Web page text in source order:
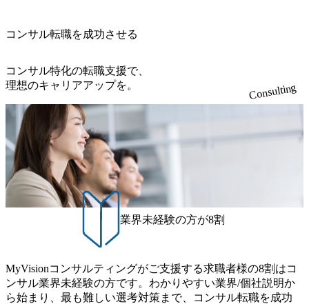
報 (https://www.xspear.co.jp/member/)一部抜粋 - 伊勢山 昇吾氏:
広いプロジェクトに従事 - 鈴木健仁氏：新卒でベイカレン
トに入社し最年少ディレクターを経てXspearに参画 - 梶田
威人氏：BCG出身。金融業界における戦略策定、DX戦略立
案、人事組織テーマに強みを持ち、メディア・エンタメ業
界においてはDX戦略立案、NFT等の新規事業立案を得意と
する。 - 藏満 一馬氏：アクセンチュア出身。金融業界を中
心に、DX戦略策定、新規事業立案、組織変革、規制対応等
の幅広いプロジェクトを主導する。 - 天野 善仁氏：19卒Pw
C出身。Xspear最年少シニアマネージャー 社員インタビュー
ページ (https://www.xspear.co.jp/career/interviews/) 戦略だけの
コンサルは終わり──コンサル業界の風雲児に聞く。“これ
から”のコンサルの在り方 (https://www.businessinsider.jp/articl
e/20250205-simplex-xspear/) Xspear Consultingがえるぼし認定
を取得 (https://www.agara.co.jp/article/382811) シンプレクスと
Xspear Consultingが、東京都港区の行政手続き100%デジタル
化を支援 (https://www.afpbb.com/articles/-/3520247) 【未経験
アドバイザーによる自身のキャリア構築をめざす「キャリ
スタイム制度を実施しており、月単位の決められた労働時
間の範囲内で、出社・退社の時刻を社員の自己裁量に委
ね、ワークライフバランスを図りながら効率的に働くこと
ができる 【休日】 土日祝休みの完全週休2日制 2025年度の
年間休日は125日（GW8日、夏季9日、年末年始9日） 有給
休暇は年間24日（4月1日入社の場合）で、入社日に付与さ
れます。 年次有給休暇の残日数は、翌年度に繰り越すこと
ができます。 慶弔休暇は、事由により取得可能日数は異な
りますが、3～7日の連続休暇を取得できます。 リフレッシ
ュ休暇は、規程で定める勤続年数ごとに、連続5日のリフレ
ッシュ休暇を取得できます。 【育児や子の看護、介護など
の制度】 育児休暇： 対象：小学校1年修了時の3月31日まで
の子を育てるすべての従業員※期間：通算3年間 短時間勤
日2時間15分まで、始業・終業時刻の繰り上げ・繰り下げが
可能 子の看護休暇： 子1人につき5日まで取得でき、1時間
単位で取得することも可能 家族看護休暇： 5日まで取得で
コンサル転職を成功させる
コンサル特化の転職支援で、
理想のキャリアアップを。
Consulting
業界未経験の方が8割
MyVisionコンサルティングがご支援する求職者様の8割はコ
ンサル業界未経験の方です。わかりやすい業界/個社説明か
ら始まり、最も難しい選考対策まで、コンサル転職を成功